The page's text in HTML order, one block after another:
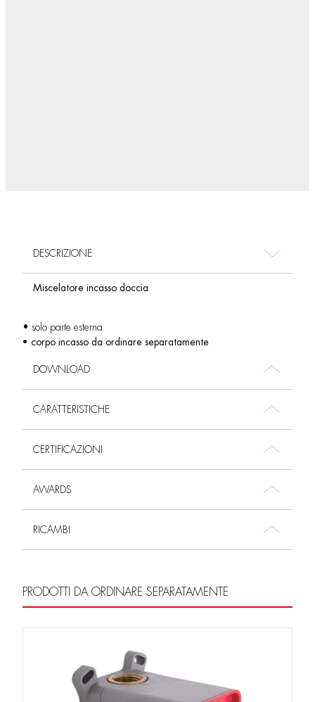
DESCRIZIONE
Miscelatore incasso doccia
• solo parte esterna
• corpo incasso da ordinare separatamente
DOWNLOAD
CARATTERISTICHE
CERTIFICAZIONI
AWARDS
RICAMBI
PRODOTTI DA ORDINARE SEPARATAMENTE